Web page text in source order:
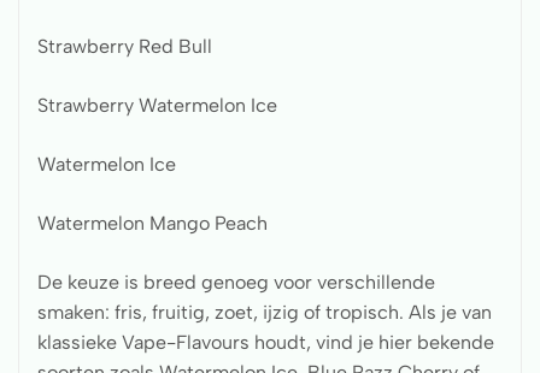
Strawberry Red Bull
Strawberry Watermelon Ice
Watermelon Ice
Watermelon Mango Peach
De keuze is breed genoeg voor verschillende
smaken: fris, fruitig, zoet, ijzig of tropisch. Als je van
klassieke Vape-Flavours houdt, vind je hier bekende